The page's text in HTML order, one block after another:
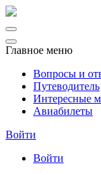
Главное меню
Вопросы и
Путеводитель
Интересные
Авиабилеты
Войти
Войти